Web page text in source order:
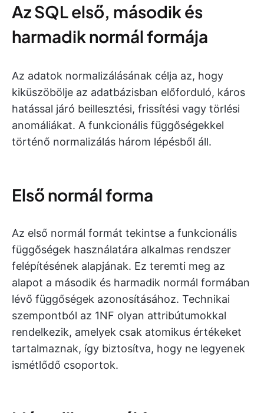
Az SQL első, második és
harmadik normál formája
Az adatok normalizálásának célja az, hogy
kiküszöbölje az adatbázisban előforduló, káros
hatással járó beillesztési, frissítési vagy törlési
anomáliákat. A funkcionális függőségekkel
történő normalizálás három lépésből áll.
Első normál forma
Az első normál formát tekintse a funkcionális
függőségek használatára alkalmas rendszer
felépítésének alapjának. Ez teremti meg az
alapot a második és harmadik normál formában
lévő függőségek azonosításához. Technikai
szempontból az 1NF olyan attribútumokkal
rendelkezik, amelyek csak atomikus értékeket
tartalmaznak, így biztosítva, hogy ne legyenek
ismétlődő csoportok.